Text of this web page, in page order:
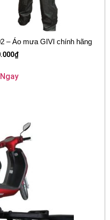
– Áo mưa GIVI chính hãng
₫